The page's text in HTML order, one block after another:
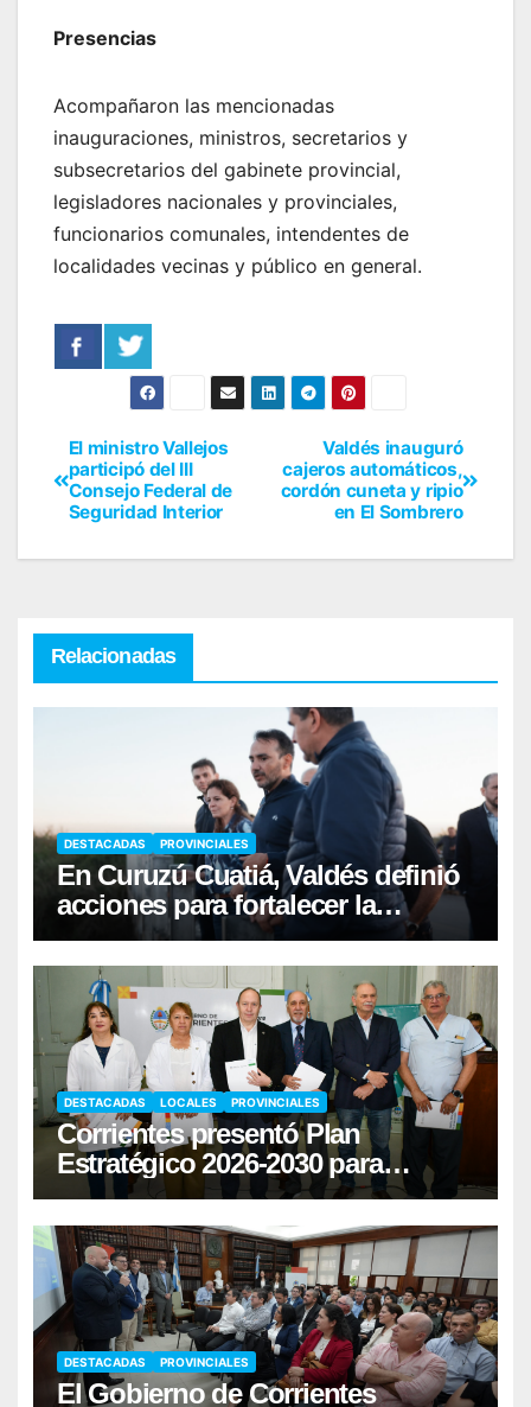
Presencias
Acompañaron las mencionadas
inauguraciones, ministros, secretarios y
subsecretarios del gabinete provincial,
legisladores nacionales y provinciales,
funcionarios comunales, intendentes de
localidades vecinas y público en general.
Valdés inauguró
cajeros automáticos,
cordón cuneta y ripio
en El Sombrero
El ministro Vallejos
participó del III
Consejo Federal de
Seguridad Interior
Relacionadas
DESTACADAS PROVINCIALES
En Curuzú Cuatiá, Valdés definió
acciones para fortalecer la
infraestructura hídrica
DESTACADAS LOCALES PROVINCIALES
Corrientes presentó Plan
Estratégico 2026-2030 para
fortalecer la donación de órganos
DESTACADAS PROVINCIALES
El Gobierno de Corrientes